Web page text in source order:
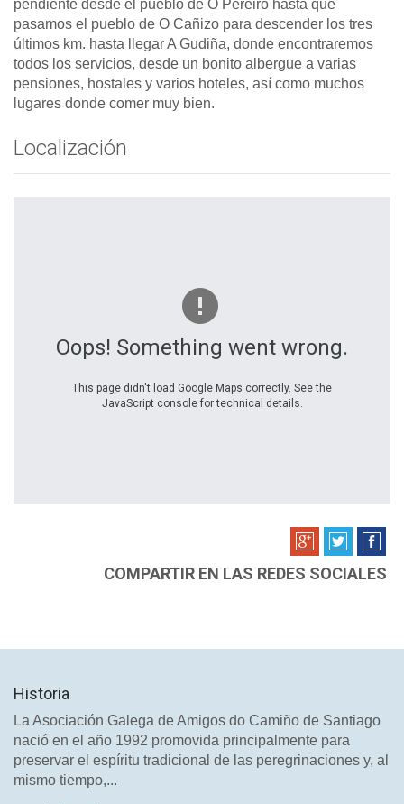
pendiente desde el pueblo de O Pereiro hasta que
pasamos el pueblo de O Cañizo para descender los tres
últimos km. hasta llegar A Gudiña, donde encontraremos
todos los servicios, desde un bonito albergue a varias
pensiones, hostales y varios hoteles, así como muchos
lugares donde comer muy bien.
Localización
Oops! Something went wrong.
This page didn't load Google Maps correctly. See the
JavaScript console for technical details.
COMPARTIR EN LAS REDES SOCIALES
Historia
La Asociación Galega de Amigos do Camiño de Santiago
nació en el año 1992 promovida principalmente para
preservar el espíritu tradicional de las peregrinaciones y, al
mismo tiempo,...